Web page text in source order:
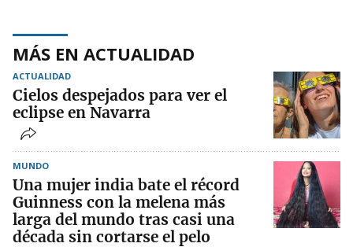
MÁS EN ACTUALIDAD
ACTUALIDAD
Cielos despejados para ver el
eclipse en Navarra
MUNDO
Una mujer india bate el récord
Guinness con la melena más
larga del mundo tras casi una
década sin cortarse el pelo